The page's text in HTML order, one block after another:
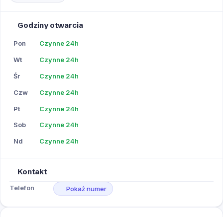
Godziny otwarcia
Pon Czynne 24h
Wt Czynne 24h
Śr Czynne 24h
Czw Czynne 24h
Pt Czynne 24h
Sob Czynne 24h
Nd Czynne 24h
Kontakt
Telefon Pokaż numer